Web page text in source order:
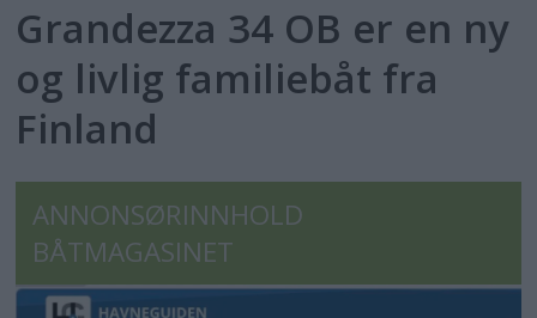
Grandezza 34 OB er en ny
og livlig familiebåt fra
Finland
ANNONSØRINNHOLD
BÅTMAGASINET